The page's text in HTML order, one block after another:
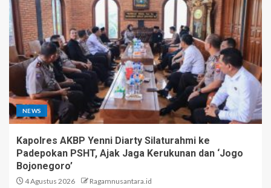
NEWS
Kapolres AKBP Yenni Diarty Silaturahmi ke
Padepokan PSHT, Ajak Jaga Kerukunan dan ‘Jogo
Bojonegoro’
4 Agustus 2026 Ragamnusantara.id